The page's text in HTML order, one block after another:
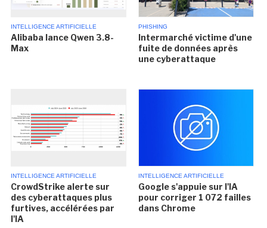
INTELLIGENCE ARTIFICIELLE
Alibaba lance Qwen 3.8-
Max
PHISHING
Intermarché victime d'une
fuite de données après
une cyberattaque
INTELLIGENCE ARTIFICIELLE
CrowdStrike alerte sur
des cyberattaques plus
furtives, accélérées par
l'IA
INTELLIGENCE ARTIFICIELLE
Google s'appuie sur l'IA
pour corriger 1 072 failles
dans Chrome